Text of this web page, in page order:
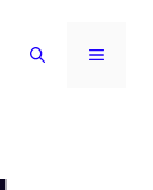
MENU